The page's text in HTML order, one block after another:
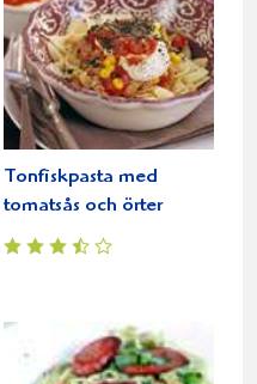
Tonfiskpasta med
tomatsås och örter